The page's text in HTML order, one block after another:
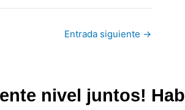
Entrada siguiente →
nivel juntos!